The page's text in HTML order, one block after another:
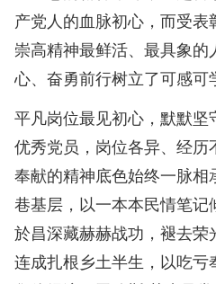
产党人的血脉初心，而受
崇高精神最鲜活、最具象
心、奋勇前行树立了可感可
平凡岗位最见初心，默默
优秀党员，岗位各异、经
奉献的精神底色始终一脉
巷基层，以一本本民情笔
於昌深藏赫赫战功，褪去
连成扎根乡土半生，以吃